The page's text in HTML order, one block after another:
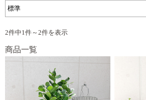
2件中1件～2件を表示
商品一覧